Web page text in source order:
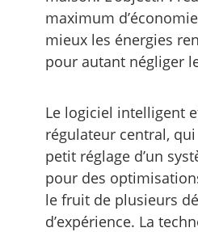
maximum
mieux les énergies
pour autant négliger
Le logiciel intelligent
régulateur central,
petit réglage d’un
pour des
le fruit de plusieurs
d’expérience. La